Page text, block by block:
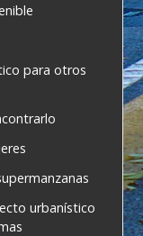
para otros
urbanístico